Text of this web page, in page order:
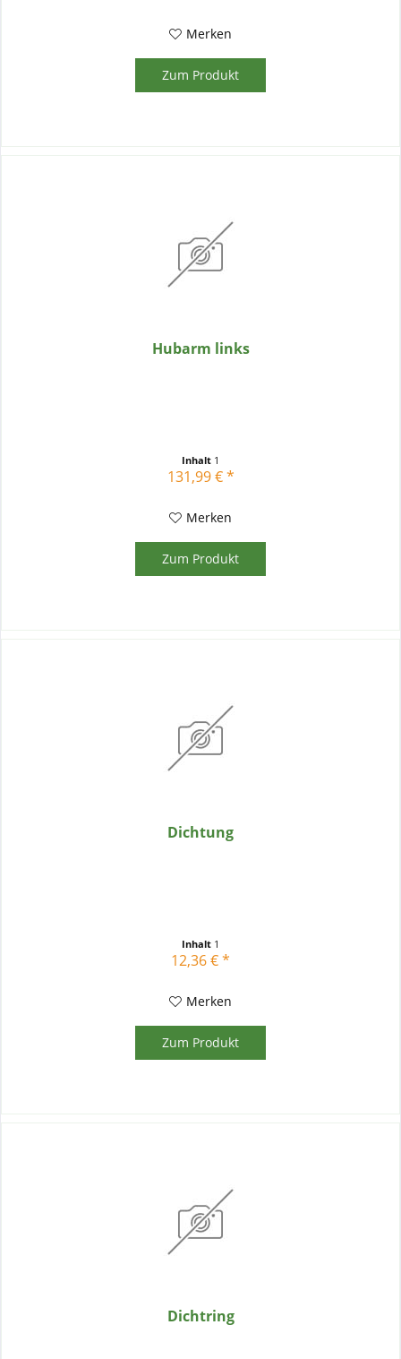
Merken
Zum Produkt
Hubarm links
Inhalt 1
131,99 € *
Merken
Zum Produkt
Dichtung
Inhalt 1
12,36 € *
Merken
Zum Produkt
Dichtring